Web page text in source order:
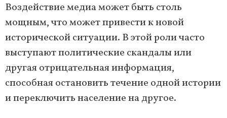
Воздействие медиа может быть столь
мощным, что может привести к новой
исторической ситуации. В этой роли часто
выступают политические скандалы или
другая отрицательная информация,
способная остановить течение одной истории
и переключить население на другое.